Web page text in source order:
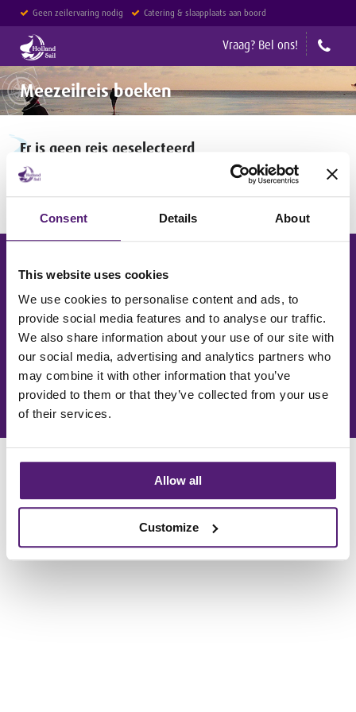
Consent Details About
This website uses cookies
We use cookies to personalise content and ads, to
provide social media features and to analyse our traffic.
We also share information about your use of our site with
our social media, advertising and analytics partners who
may combine it with other information that you’ve
provided to them or that they’ve collected from your use
of their services.
Allow all
Customize
Geen zeilervaring nodig Catering & slaapplaats aan boord
Geen reserveringskosten Vraag? Bel ons!
Meezeilreis boeken
Er is geen reis geselecteerd
Kies een reis uit en boek vanaf daar uw reis.
Algemene Voorwaarden HISWA (167.50 KB)
Geen zeilervaring nodig
Catering & slaapplaats aan boord
Geen reserveringskosten
Ervaren bemanning
Veilig betalen in termijnen*
© 2026 Holland Sail / Homepage